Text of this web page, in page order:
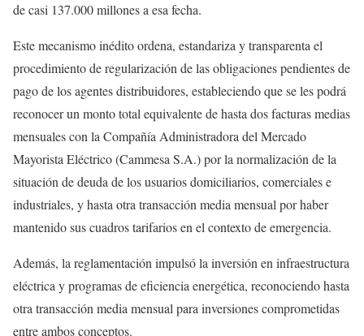
de casi 137.000 millones a esa fecha.
Este mecanismo inédito ordena, estandariza y transparenta el
procedimiento de regularización de las obligaciones pendientes de
pago de los agentes distribuidores, estableciendo que se les podrá
reconocer un monto total equivalente de hasta dos facturas medias
mensuales con la Compañía Administradora del Mercado
Mayorista Eléctrico (Cammesa S.A.) por la normalización de la
situación de deuda de los usuarios domiciliarios, comerciales e
industriales, y hasta otra transacción media mensual por haber
mantenido sus cuadros tarifarios en el contexto de emergencia.
Además, la reglamentación impulsó la inversión en infraestructura
eléctrica y programas de eficiencia energética, reconociendo hasta
otra transacción media mensual para inversiones comprometidas
entre ambos conceptos.